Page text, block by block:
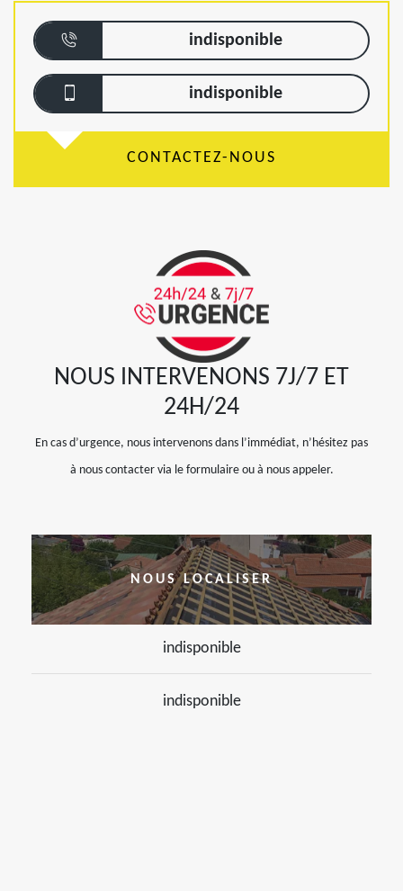
indisponible
indisponible
CONTACTEZ-NOUS
NOUS INTERVENONS 7J/7 ET
24H/24
En cas d’urgence, nous intervenons dans l’immédiat, n’hésitez pas
à nous contacter via le formulaire ou à nous appeler.
NOUS LOCALISER
indisponible
indisponible